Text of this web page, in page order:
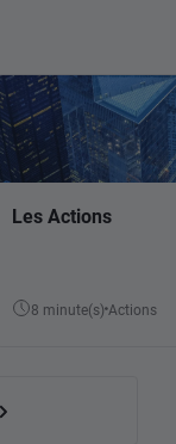
Les Actions
8 minute(s) Actions